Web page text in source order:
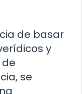
de basar
y
se